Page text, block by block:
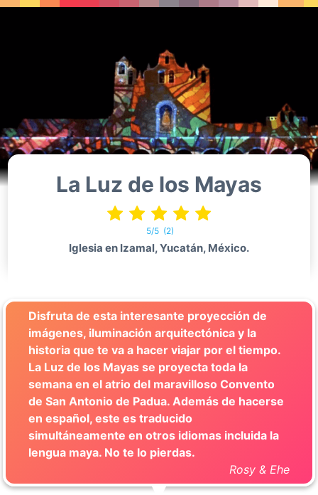
La Luz de los Mayas
5/5 (2)
Iglesia en Izamal, Yucatán, México.
Disfruta de esta interesante proyección de
imágenes, iluminación arquitectónica y la
historia que te va a hacer viajar por el tiempo.
La Luz de los Mayas se proyecta toda la
semana en el atrio del maravilloso Convento
de San Antonio de Padua. Además de hacerse
en español, este es traducido
simultáneamente en otros idiomas incluida la
lengua maya. No te lo pierdas.
Rosy & Ehe